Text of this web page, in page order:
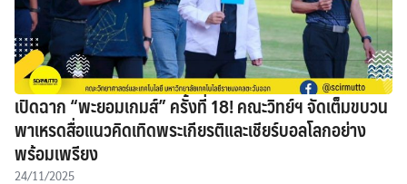
เปิดฉาก “พะยอมเกมส์” ครั้งที่ 18! คณะวิทย์ฯ จัดเต็มขบวน
พาเหรดสื่อแนวคิดเทิดพระเกียรติและเชียร์บอลโลกอย่าง
พร้อมเพรียง
24/11/2025